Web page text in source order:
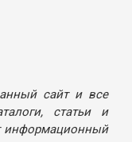
сайт и все
статьи и
информационный